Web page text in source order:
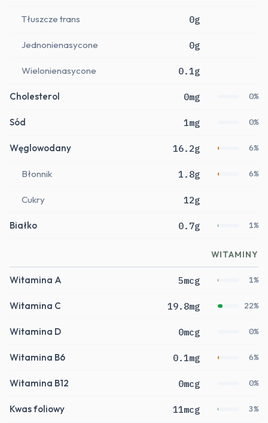
Tłuszcze trans 0g
Jednonienasycone 0g
Wielonienasycone 0.1g
Cholesterol 0mg 0%
Sód 1mg 0%
Węglowodany 16.2g 6%
Błonnik 1.8g 6%
Cukry 12g
Białko 0.7g 1%
WITAMINY
Witamina A 5mcg 1%
Witamina C 19.8mg 22%
Witamina D 0mcg 0%
Witamina B6 0.1mg 6%
Witamina B12 0mcg 0%
Kwas foliowy 11mcg 3%